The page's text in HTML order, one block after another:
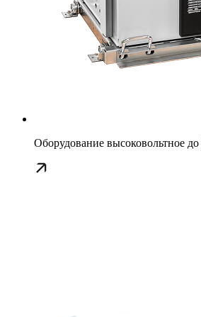
Оборудование высоковольтное